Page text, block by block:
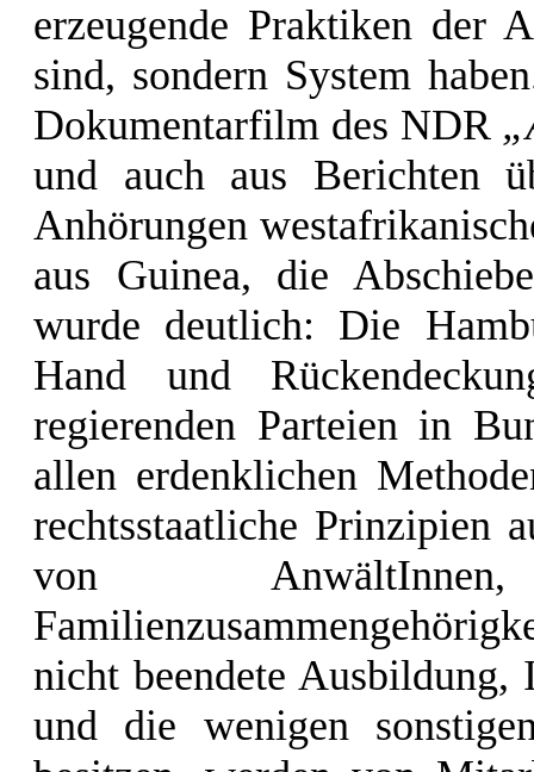
erzeugende Praktiken der
sind, sondern System
Dokumentarfilm des NDR
und auch aus Berichten
Anhörungen
aus Guinea, die
wurde deutlich: Die
Hand und
regierenden Parteien in
allen erdenklichen
rechtsstaatliche Prinzipien
von
nicht beendete
und die wenigen